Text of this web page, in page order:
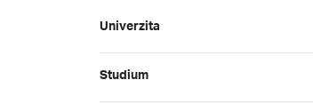
Univerzita
Studium